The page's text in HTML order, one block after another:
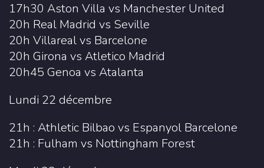
17h30 Aston Villa vs Manchester United
20h Real Madrid vs Seville
20h Villareal vs Barcelone
20h Girona vs Atletico Madrid
20h45 Genoa vs Atalanta
Lundi 22 décembre
21h : Athletic Bilbao vs Espanyol Barcelone
21h : Fulham vs Nottingham Forest